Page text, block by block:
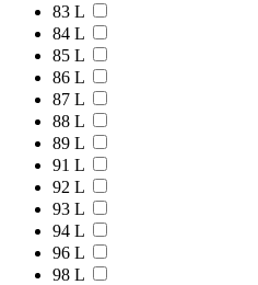
83 L
84 L
85 L
86 L
87 L
88 L
89 L
91 L
92 L
93 L
94 L
96 L
98 L